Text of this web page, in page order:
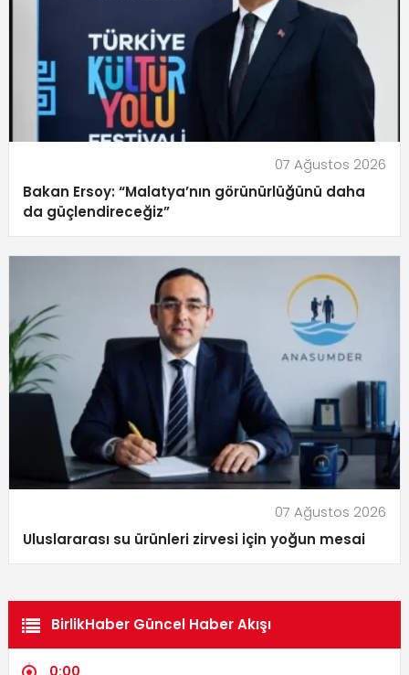
07 Ağustos 2026
Bakan Ersoy: “Malatya’nın görünürlüğünü daha
da güçlendireceğiz”
07 Ağustos 2026
Uluslararası su ürünleri zirvesi için yoğun mesai
BirlikHaber Güncel Haber Akışı